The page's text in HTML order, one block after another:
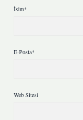
İsim*
E-Posta*
Web Sitesi